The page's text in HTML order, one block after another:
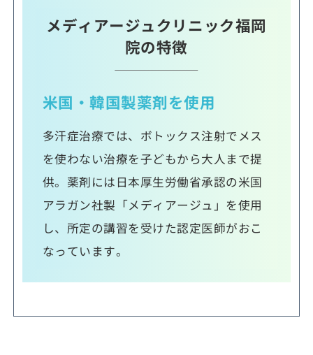
メディアージュクリニック福岡
院の特徴
米国・韓国製薬剤を使用
多汗症治療では、ボトックス注射でメス
を使わない治療を子どもから大人まで提
供。薬剤には日本厚生労働省承認の米国
アラガン社製「メディアージュ」を使用
し、所定の講習を受けた認定医師がおこ
なっています。